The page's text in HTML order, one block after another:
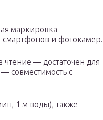
маркировка
смартфонов и фотокамер.
чтение — достаточен для
совместимость с
1 м воды), также